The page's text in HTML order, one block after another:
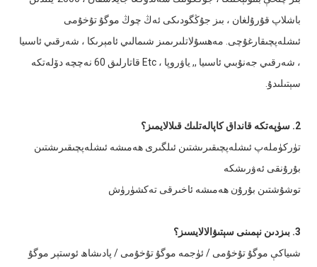
باشلاپ قۇرۇلغان ، بىز جۇڭگودىكى ئەڭ چوڭ موگۇ تۇخۇمى
ئىشلەپچىقارغۇچى. مەھسۇلاتلىرىمىز شىمالىي ئامېرىكا ، شەرقىي ئاسىيا
، شەرقىي جەنۇبىي ئاسىيا ,, ياۋروپا ، Etc قاتارلىق 60 نەچچە دۆلەتكە
سېتىلىدۇ.
2. سۈپەتكە قانداق كاپالەتلىك قىلالايمىز؟
تۈركۈملەپ ئىشلەپچىقىرىشتىن ئىلگىرى ھەمىشە ئىشلەپچىقىرىشتىن
بۇرۇنقى ئەۋرىشكە
توشۇشتىن بۇرۇن ھەمىشە ئاخىرقى تەكشۈرۈش
3. بىزدىن نېمىنى سېتىۋالالايسىز؟
شىياكې موگۇ تۇخۇمى / ئۈجمە موگۇ تۇخۇمى / پادىشاھ ئوستېر موگۇ